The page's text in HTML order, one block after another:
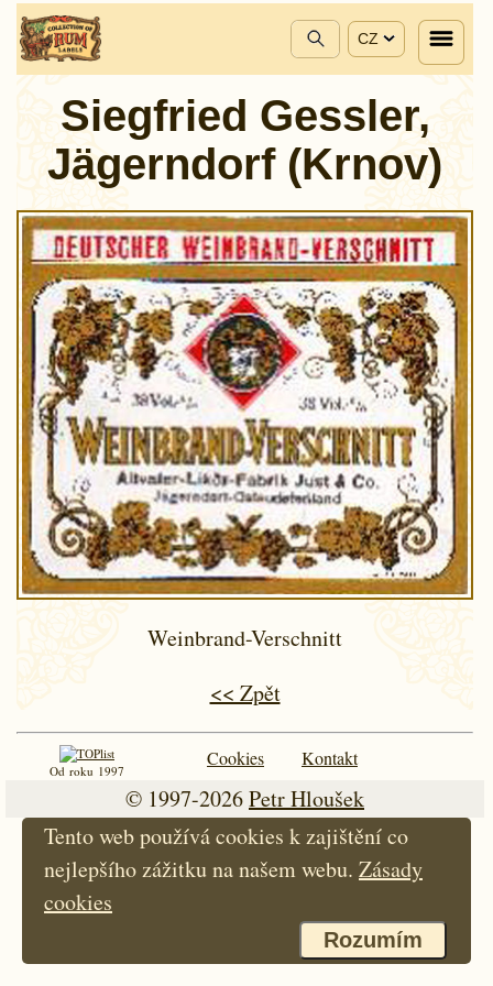
CZ
Siegfried Gessler,
Jägerndorf (Krnov)
Weinbrand-Verschnitt
<< Zpět
Od roku 1997
Cookies Kontakt
© 1997-2026Petr Hloušek
Tento web používá cookies k zajištění co
nejlepšího zážitku na našem webu. Zásady
cookies
Rozumím